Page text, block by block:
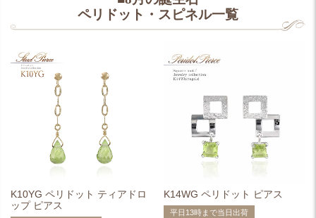
ペリドット・スピネル一覧
K10YG ペリドット ティアドロ
ップ ピアス
K14WG ペリドット ピアス
平日13時まで当日出荷